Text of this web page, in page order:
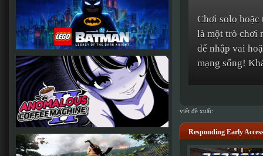
Chơi solo
là một trò chơi
để nhập vai
mạng sống!
viết đề xuất:
Responding Early